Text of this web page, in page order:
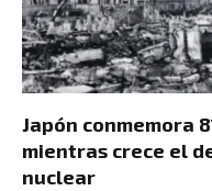
Japón conmemora
mientras crece el
nuclear